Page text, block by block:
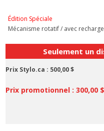
Édition Spéciale
Mécanisme rotatif / avec
Seulement un
Prix Stylo.ca : 500,00 $
Prix promotionnel : 300,00 $